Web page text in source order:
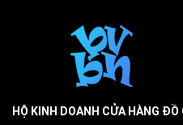
HỘ KINH DOANH CỬA HÀNG ĐỒ